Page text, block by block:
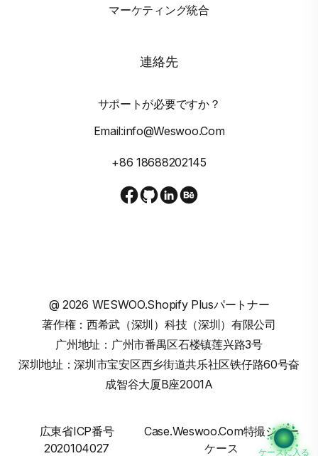
ケースに入る
マーケティング統合
連絡先
サポートが必要ですか？
Email:info@weswoo.com
+86 18688202145
@2026 WESWOO.Shopify Plusパートナー
著作権：西希武（深圳）科技（深圳）有限公司
广州地址：广州市番禺区石楼镇莲兴路3号
深圳地址：深圳市宝安区西乡街道共乐社区铁仔路60号奋
成智谷大厦B座2001A
広東省ICP番号
2020104027
Case.weswoo.com特撮ショー
ケース